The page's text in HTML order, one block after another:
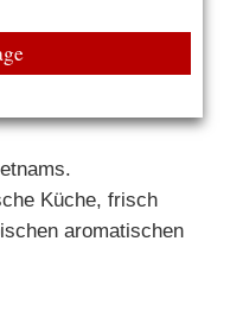
Küche, frisch
aromatischen